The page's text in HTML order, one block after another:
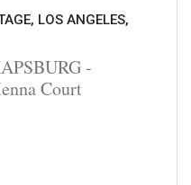
LOS ANGELES,
-
Court